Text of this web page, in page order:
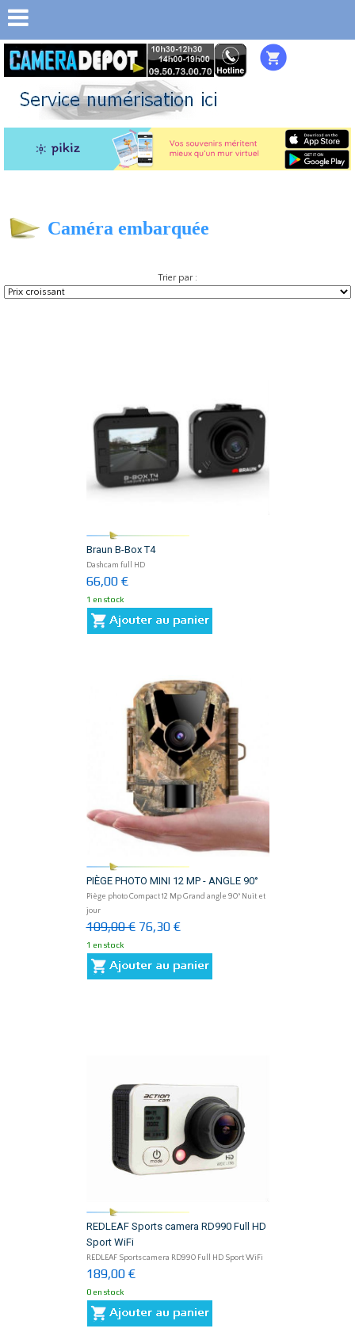
Caméra embarquée
Trier par :
Braun B-Box T4
Dashcam full HD
66,00 €
1 en stock
PIÈGE PHOTO MINI 12 MP - ANGLE 90°
Piège photo Compact 12 Mp Grand angle 90° Nuit et
jour
109,00 €76,30 €
1 en stock
REDLEAF Sports camera RD990 Full HD
Sport WiFi
REDLEAF Sports camera RD990 Full HD Sport WiFi
189,00 €
0 en stock